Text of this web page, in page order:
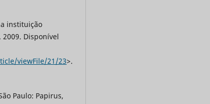
instituição
Disponível
viewFile/21/23>.
Paulo: Papirus,